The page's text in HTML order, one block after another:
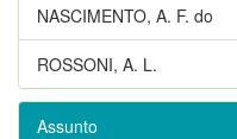
NASCIMENTO, A. F. do
ROSSONI, A. L.
Assunto